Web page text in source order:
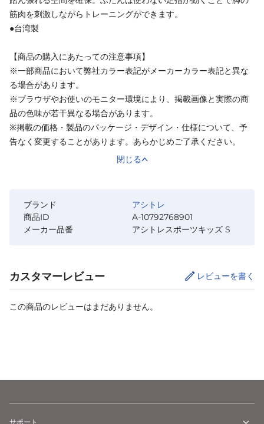
筋肉を刺激しながらトレーニングができます。
●台湾製
【商品の購入にあたっての注意事項】
※一部商品において弊社カラー表記がメーカーカラー表記と異な
る場合があります。
※ブラウザやお使いのモニター環境により、掲載画像と実際の商
品の色味が若干異なる場合があります。
※掲載の価格・製品のパッケージ・デザイン・仕様について、予
告なく変更することがあります。あらかじめご了承ください。
閉じる
ブランド
アシトレ
商品ID
A-10792768901
メーカー品番
アシトレスポーツキッズ S
カスタマーレビュー レビューを書く
この商品のレビューはまだありません。
サポート